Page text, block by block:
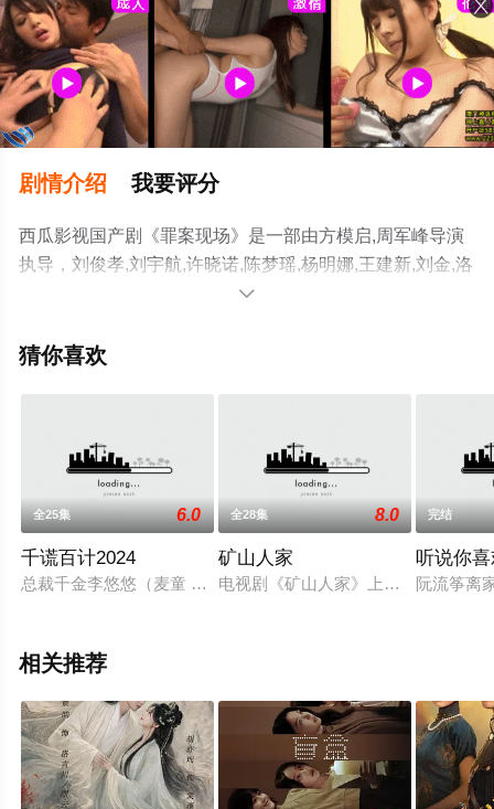
剧情介绍 我要评分
西瓜影视国产剧《罪案现场》是一部由方模启,周军峰导演
执导，刘俊孝,刘宇航,许晓诺,陈梦瑶,杨明娜,王建新,刘金,洛
嘉,赵美钧,童心,张程诗晴,戚彩,刘鸿飞,费贝贝,李长怿,方之
手机免费观看高清无删减完整版电视剧全集就上西瓜影

猜你喜欢
全25集 6.0
千谎百计2024
总裁千金李悠悠（麦童 饰）和赘婿宁阳（杨业明 饰）的婚礼上
全28集 8.0
矿山人家
电视剧《矿山人家》上世纪九十年代
完结
听说你
阮流筝离
相关推荐